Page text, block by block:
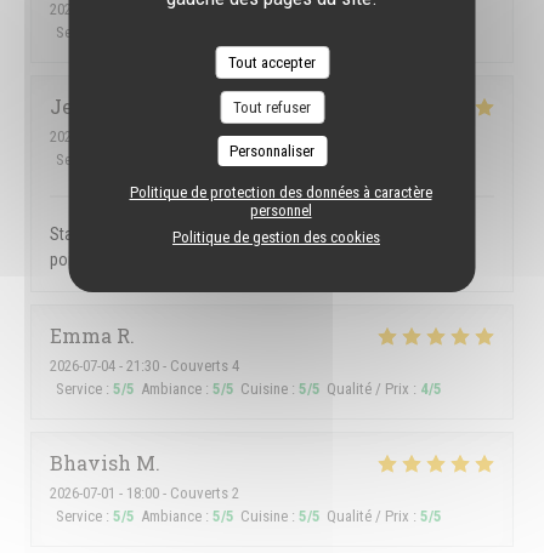
Tout accepter
Tout refuser
Personnaliser
Politique de protection des données à caractère
personnel
Politique de gestion des cookies
2026-07-07
- 18:00 - Couverts 2
Service
Jemmely
2026-07-03
- 22:30 - Couverts 3
Service
5 /5 Cuisine: 5/5 Qualité / Prix
Staff members amazing. We love the maninhos. One negative
point, they let Argentines people come in.
Emma R
2026-07-04 - 21:30 - Couverts 4
Service : 5/5 Ambiance : 5/5 Cuisine : 5/5 Qualité / Prix : 4/5
Bhavish M
2026-07-01 - 18:00 - Couverts 2
Service : 5/5 Ambiance : 5/5 Cuisine : 5/5 Qualité / Prix : 5/5